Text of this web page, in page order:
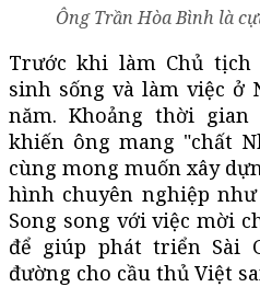
Ông Trần Hòa Bình là
Trước khi làm Chủ tịch
sinh sống và làm việc ở
năm. Khoảng thời
khiến ông mang "chất
cùng mong muốn xây
hình chuyên nghiệp
Song song với việc mời
để giúp phát triển Sài
đường cho cầu thủ Việt